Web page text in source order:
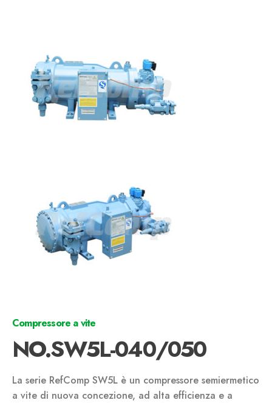
Compressore a vite
NO.SW5L-040/050
La serie RefComp SW5L è un compressore semiermetico
a vite di nuova concezione, ad alta efficienza e a